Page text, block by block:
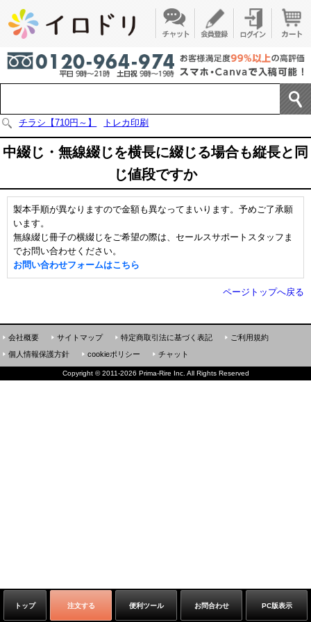
チラシ【710円～】 トレカ印刷
中綴じ・無線綴じを横長に綴じる場合も縦長と同
じ値段ですか
製本手順が異なりますので金額も異なってまいります。予めご了承願
います。
無線綴じ冊子の横綴じをご希望の際は、セールスサポートスタッフま
でお問い合わせください。
お問い合わせフォームはこちら
ページトップへ戻る
トップ 注文する 便利ツール お問合わせ PC版表示
会社概要 サイトマップ 特定商取引法に基づく表記
ご利用規約
個人情報保護方針
cookieポリシー チャット
Copyright ©2011-2026 Prima-Rire Inc. All Rights Reserved